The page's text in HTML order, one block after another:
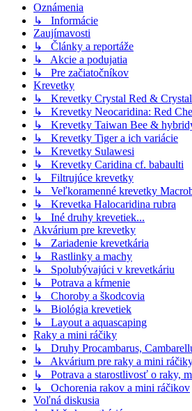
Oznámenia
↳ Informácie
Zaujímavosti
↳ Články a reportáže
↳ Akcie a podujatia
↳ Pre začiatočníkov
Krevetky
↳ Krevetky Crystal Red &
↳ Krevetky Neocaridina: Red
↳ Krevetky Taiwan Bee &
↳ Krevetky Tiger a ich variácie
↳ Krevetky Sulawesi
↳ Krevetky Caridina cf. babaulti
↳ Filtrujúce krevetky
↳ Veľkoramenné krevetky
↳ Krevetka Halocaridina rubra
↳ Iné druhy krevetiek...
Akvárium pre krevetky
↳ Zariadenie krevetkária
↳ Rastlinky a machy
↳ Spolubývajúci v krevetkáriu
↳ Potrava a kŕmenie
↳ Choroby a škodcovia
↳ Biológia krevetiek
↳ Layout a aquascaping
Raky a mini ráčiky
↳ Druhy Procambarus,
↳ Akvárium pre raky a mini
↳ Potrava a starostlivosť o raky,
↳ Ochorenia rakov a mini ráčikov
Voľná diskusia